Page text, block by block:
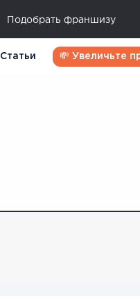
Подобрать франшизу
Статьи 💸 Увеличьте